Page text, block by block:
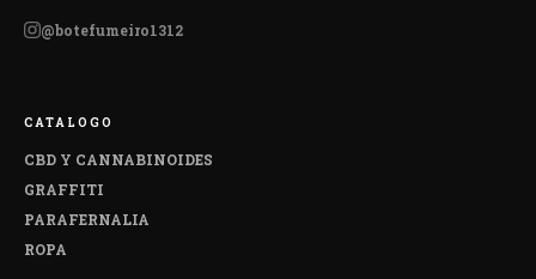
@botefumeiro1312
CATALOGO
CBD Y CANNABINOIDES
GRAFFITI
PARAFERNALIA
ROPA